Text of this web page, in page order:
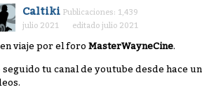
Caltiki Publicaciones: 1,439
julio 2021
editado julio 2021
viaje por el foro MasterWayneCine.
seguido tu canal de youtube desde hace